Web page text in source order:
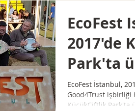
EcoFest
2017'de
Park'ta
EcoFest İstanbul,
Good4Trust işbirliği
KüçükÇiftlik Park'ta